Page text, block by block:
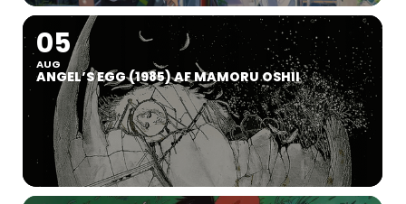
05
AUG
ANGEL’S EGG (1985) AF MAMORU OSHII